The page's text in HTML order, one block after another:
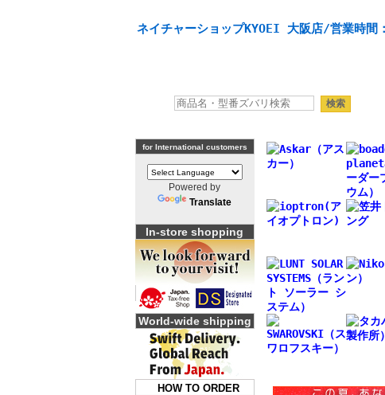
ネイチャーショップKYOEI 大阪店/営業時間
for International customers
Powered by
Translate
In-store shopping
World-wide shipping
HOW TO ORDER